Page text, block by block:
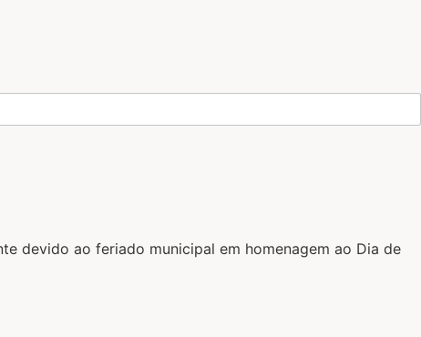
devido ao feriado municipal em homenagem ao Dia de